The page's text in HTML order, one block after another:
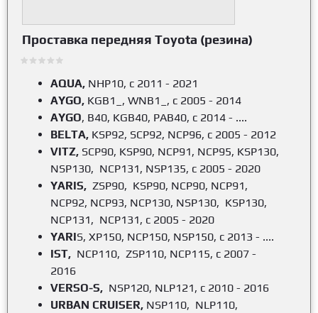
Проставка передняя Toyota (резина)
AQUA, NHP10, с 2011 - 2021
AYGO, KGB1_, WNB1_, с 2005 - 2014
AYGO, B40, KGB40, PAB40, c 2014 - ....
BELTA, KSP92, SCP92, NCP96, с 2005 - 2012
VITZ, SCP90, KSP90, NCP91, NCP95, KSP130,
NSP130, NCP131, NSP135, с 2005 - 2020
YARIS, ZSP90, KSP90, NCP90, NCP91,
NCP92, NCP93, NCP130, NSP130, KSP130,
NCP131, NCP131, с 2005 - 2020
YARIS, XP150, NCP150, NSP150, с 2013 - ....
IST, NCP110, ZSP110, NCP115, с 2007 -
2016
VERSO-S, NSP120, NLP121, с 2010 - 2016
URBAN CRUISER, NSP110, NLP110,